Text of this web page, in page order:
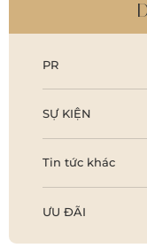
PR
SỰ KIỆN
Tin tức khác
ƯU ĐÃI